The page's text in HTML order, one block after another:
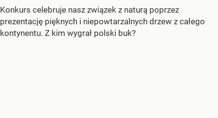
Konkurs celebruje nasz związek z naturą poprzez
prezentację pięknych i niepowtarzalnych drzew z całego
kontynentu. Z kim wygrał polski buk?